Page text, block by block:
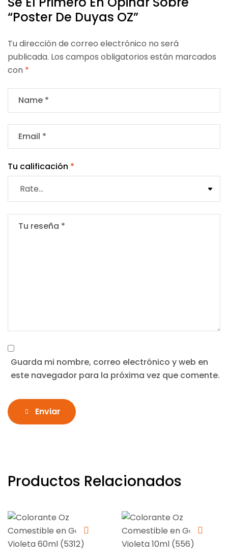
“Poster De Duyas OZ”
Tu dirección de correo electrónico no será
publicada. Los campos obligatorios están marcados
con *
Tu calificación *
Guarda mi nombre, correo electrónico y web en
este navegador para la próxima vez que comente.
Enviar
Productos Relacionados